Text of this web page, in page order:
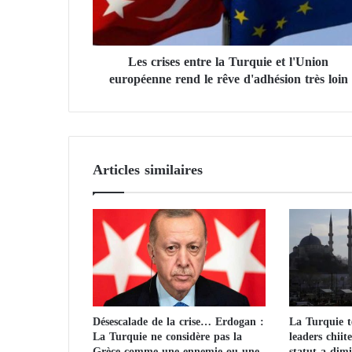
e
s
r
l
a
T
u
r
i
e
t
l
'
Les crises entre la Turquie et l'Union
européenne rend le rêve d'adhésion très loin
Articles similaires
Désescalade de la crise… Erdogan :
La Turquie ne considère pas la
La Turquie
leaders